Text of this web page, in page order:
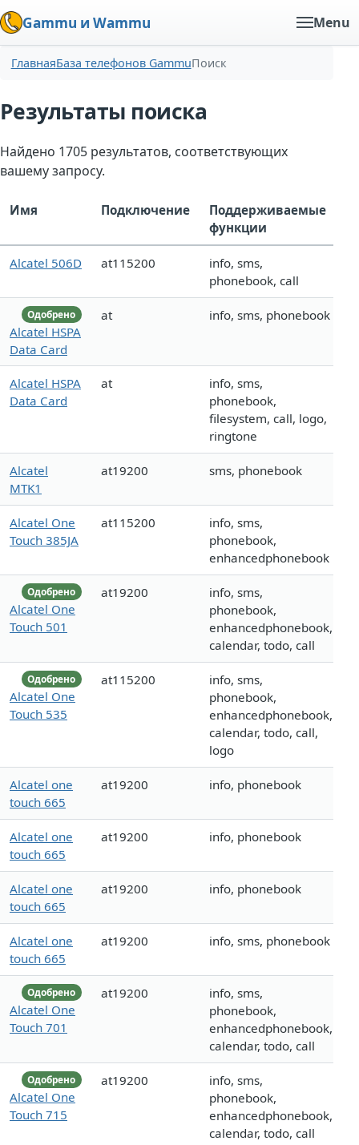
Gammu и Wammu Menu
ГлавнаяБаза телефонов GammuПоиск
Результаты поиска
Найдено 1705 результатов, соответствующих
вашему запросу.
Имя Подключение
Поддерживаемые
функции
Alcatel 506D at115200
info, sms,
phonebook, call
Одобрено
Alcatel HSPA
Data Card
at info, sms, phonebook
Alcatel HSPA
Data Card
at
info, sms,
phonebook,
filesystem, call, logo,
ringtone
Alcatel
MTK1
at19200 sms, phonebook
Alcatel One
Touch 385JA
at115200
info, sms,
phonebook,
enhancedphonebook
Одобрено
Alcatel One
Touch 501
at19200
info, sms,
phonebook,
enhancedphonebook,
calendar, todo, call
Одобрено
Alcatel One
Touch 535
at115200
info, sms,
phonebook,
enhancedphonebook,
calendar, todo, call,
logo
Alcatel one
touch 665
at19200 info, phonebook
Alcatel one
touch 665
at19200 info, phonebook
Alcatel one
touch 665
at19200 info, phonebook
Alcatel one
touch 665
at19200 info, sms, phonebook
Одобрено
Alcatel One
Touch 701
at19200
info, sms,
phonebook,
enhancedphonebook,
calendar, todo, call
Одобрено
Alcatel One
Touch 715
at19200
info, sms,
phonebook,
enhancedphonebook,
calendar, todo, call